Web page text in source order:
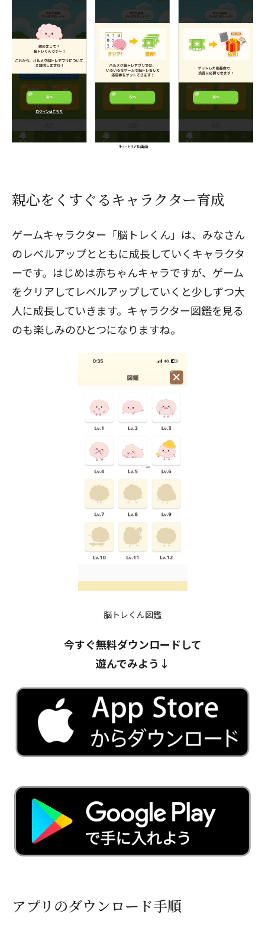
親心をくすぐるキャラクター育成
ゲームキャラクター「脳トレくん」は、みなさん
のレベルアップとともに成長していくキャラクタ
ーです。はじめは赤ちゃんキャラですが、ゲーム
をクリアしてレベルアップしていくと少しずつ大
人に成長していきます。キャラクター図鑑を見る
のも楽しみのひとつになりますね。
脳トレくん図鑑
今すぐ無料ダウンロードして
遊んでみよう↓
アプリのダウンロード手順